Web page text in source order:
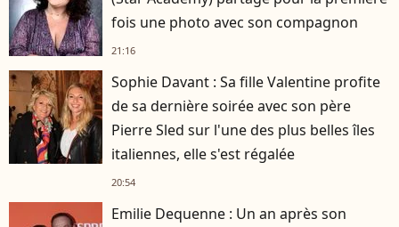
fois une photo avec son compagnon
21:16
Sophie Davant : Sa fille Valentine profite
de sa dernière soirée avec son père
Pierre Sled sur l'une des plus belles îles
italiennes, elle s'est régalée
20:54
Emilie Dequenne : Un an après son